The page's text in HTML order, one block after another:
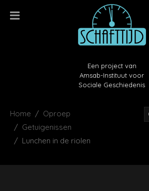
Een project van
Amsab-Instituut voor
Sociale Geschiedenis
Home
Oproep
Getuigenissen
Lunchen in de riolen